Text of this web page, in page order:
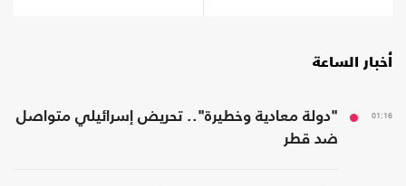
أخبار الساعة
01:16
"دولة معادية وخطيرة".. تحريض إسرائيلي متواصل
ضد قطر